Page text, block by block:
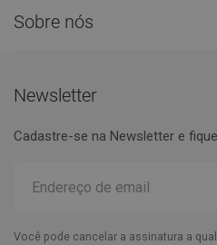
Sobre nós
Newsletter
Cadastre-se na Newsletter e
Você pode cancelar a assinatura a